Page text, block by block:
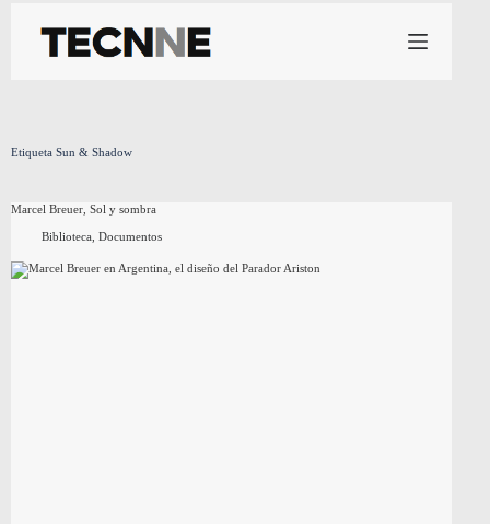
contenido
Etiqueta Sun & Shadow
Marcel Breuer, Sol y sombra
Biblioteca, Documentos